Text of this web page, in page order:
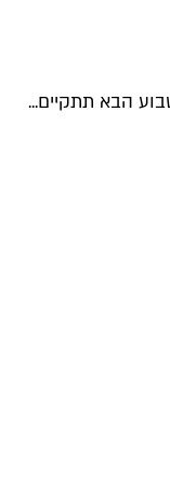
הבא תתקיים...